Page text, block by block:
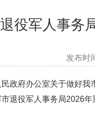
役军人事务
发布
府办公室关于做好我
退役军人事务局2026